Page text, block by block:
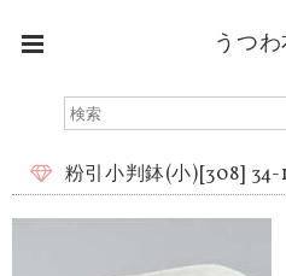
うつ
粉引小判鉢(小)[308] 34-